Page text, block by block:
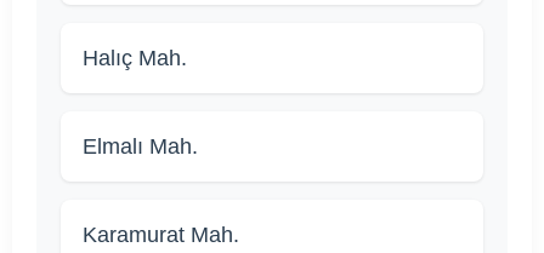
Halıç Mah.
Elmalı Mah.
Karamurat Mah.